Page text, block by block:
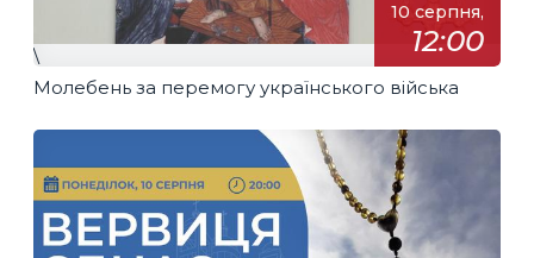
10 серпня,
12:00
\
Молебень за перемогу українського війська